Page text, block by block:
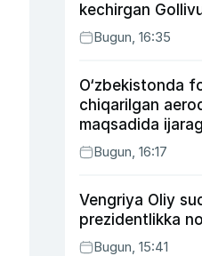
kechirgan
Bugun, 16:35
O‘zbekistonda
chiqarilgan
maqsadida
mumkin
Bugun, 16:17
Vengriya Oliy
prezidentlikka
Bugun, 15:41